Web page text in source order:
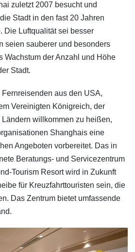
zuletzt 2007 besucht und
Stadt in den fast 20 Jahren
Die Luftqualität sei besser
seien sauberer und besonders
Wachstum der Anzahl und Höhe
Stadt.
aus den USA,
Vereinigten Königreich, der
willkommen zu heißen,
Shanghais eine
Angeboten vorbereitet. Das in
Beratungs- und Servicezentrum
Tourism Resort wird in Zukunft
für Kreuzfahrttouristen sein, die
Das Zentrum bietet umfassende